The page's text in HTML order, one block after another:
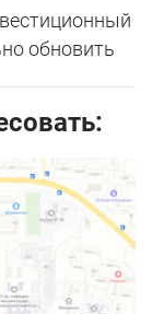
обновить